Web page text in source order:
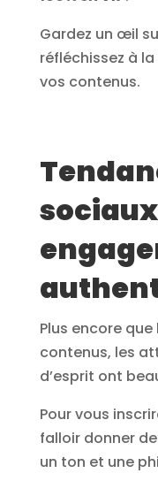
Gardez un œil
réfléchissez à
vos contenus.
sociaux
Plus encore
contenus, les
d’esprit ont
Pour vous
falloir donner
un ton et une